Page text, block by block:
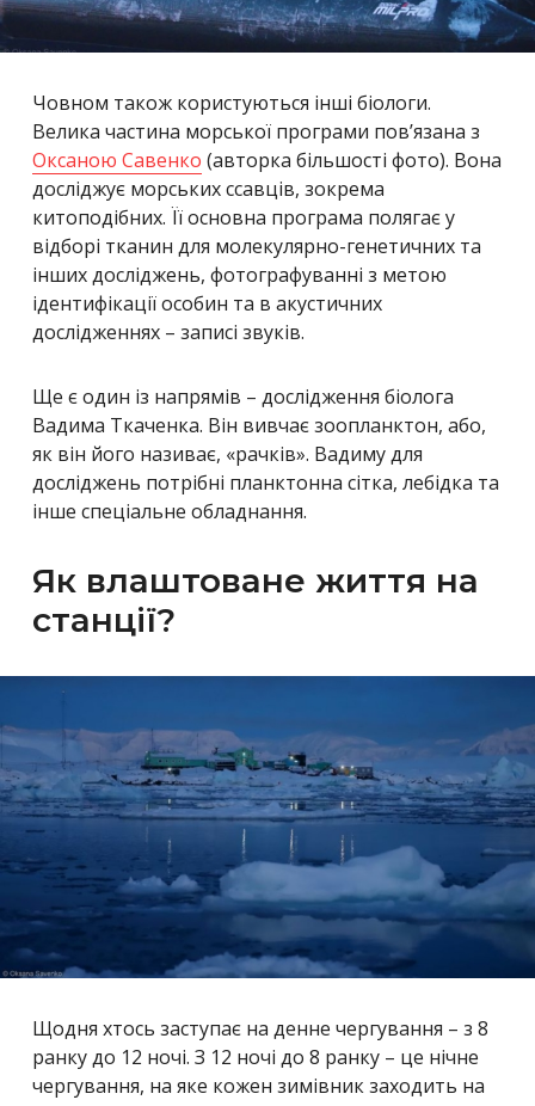
Човном також користуються інші біологи.
Велика частина морської програми пов’язана з
Оксаною Савенко (авторка більшості фото). Вона
досліджує морських ссавців, зокрема
китоподібних. Її основна програма полягає у
відборі тканин для молекулярно-генетичних та
інших досліджень, фотографуванні з метою
ідентифікації особин та в акустичних
дослідженнях – записі звуків.
Ще є один із напрямів – дослідження біолога
Вадима Ткаченка. Він вивчає зоопланктон, або,
як він його називає, «рачків». Вадиму для
досліджень потрібні планктонна сітка, лебідка та
інше спеціальне обладнання.
Як влаштоване життя на
станції?
Щодня хтось заступає на денне чергування – з 8
ранку до 12 ночі. З 12 ночі до 8 ранку – це нічне
чергування, на яке кожен зимівник заходить на